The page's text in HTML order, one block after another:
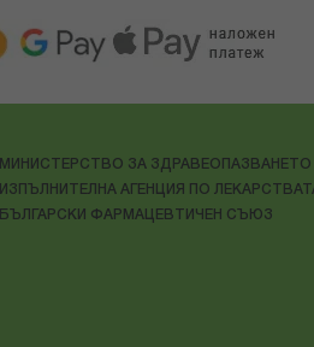
МИНИСТЕРСТВО ЗА ЗДРАВЕОПАЗВАНЕТО
ИЗПЪЛНИТЕЛНА АГЕНЦИЯ ПО
БЪЛГАРСКИ ФАРМАЦЕВТИЧЕН СЪЮЗ